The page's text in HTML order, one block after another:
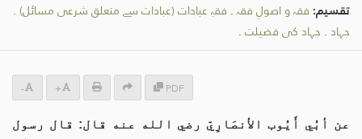
تقسیم: فقہ و اصولِ فقہ . فقہِ عبادات (عبادات سے متعلق شرعی مسائل) .
جہاد . جہاد کی فضیلت .
PDF
+
-
عن أبُي أَيُوب الأنصَارِيّ رضي الله عنه قال: قال رسول